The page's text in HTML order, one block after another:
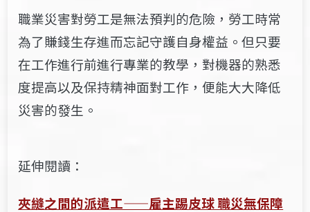
職業災害對勞工是無法預判的危險， 勞工時常
為了賺錢生存進而忘記守護自身權益。但只要
在工作進行前進行專業的教學 ，對機器的熟悉
度提高以及保持精神面對工作，便能大大降低
災害的發生。
延伸閱讀：
夾縫之間的派遣工——雇主踢皮球 職災無保障